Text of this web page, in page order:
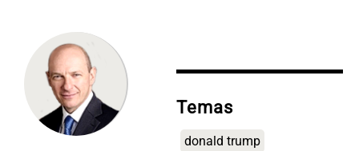
Temas
donald trump